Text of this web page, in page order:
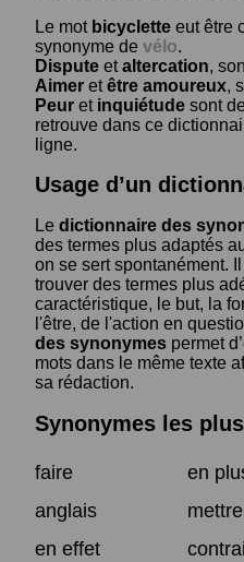
Le mot bicyclette eut être
synonyme de vélo.
Dispute etaltercation,
Aimer etêtre amoureux,
Peur et inquiétude sont
retrouve dans ce
ligne.
Usage d’un
Le dictionnaire des
des termes plus adaptés
on se sert spontanément.
trouver des termes plus
caractéristique, le but, la
l'être, de l'action en
des synonymes permet
mots dans le même texte
sa rédaction.
Synonymes les
faire
en
anglais
mettre
en effet